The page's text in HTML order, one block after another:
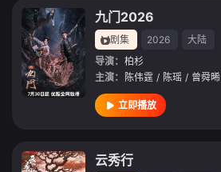
九门2026
剧集 2026
大陆
导演： 柏杉
主演：
陈伟霆 / 陈瑶 / 曾舜晞
立即播放
云秀行